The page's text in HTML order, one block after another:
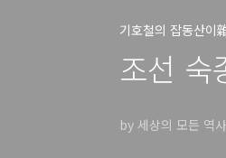
기호철의 잡동산이
조선 숙
by 세상의 모든 역사